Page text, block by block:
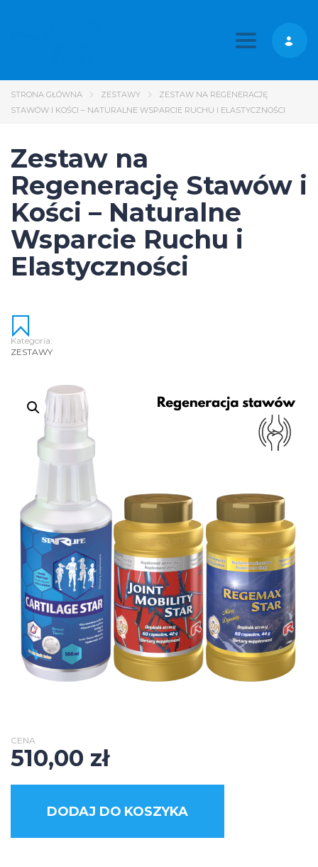
Toggle
STRONA GŁÓWNA ZESTAWY
ZESTAW NA REGENERACJĘ
STAWÓW I KOŚCI – NATURALNE WSPARCIE RUCHU I ELASTYCZNOŚCI
Zestaw na
Regenerację Stawów i
Kości – Naturalne
Wsparcie Ruchu i
Elastyczności
Kategoria:
ZESTAWY
CENA
510,00 zł
DODAJ DO KOSZYKA